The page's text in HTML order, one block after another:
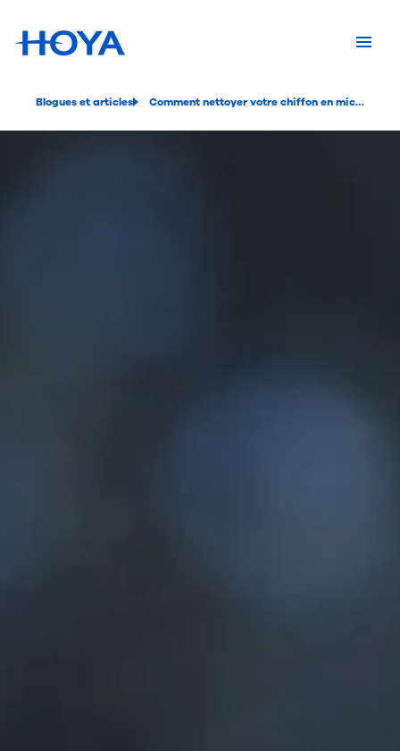
Blogues et articles Comment nettoyer votre chiffon en microfibre pour lunettes